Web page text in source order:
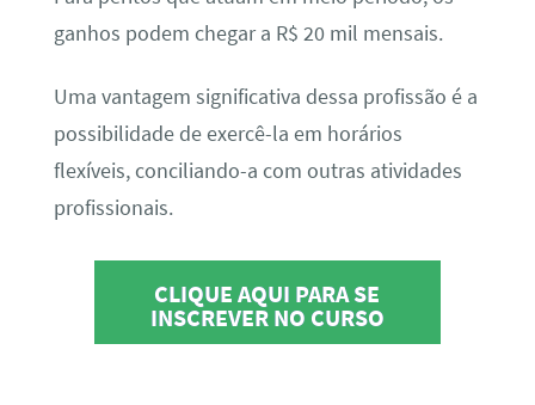
ganhos podem chegar a R$ 20 mil mensais.
Uma vantagem significativa dessa profissão é a
possibilidade de exercê-la em horários
flexíveis, conciliando-a com outras atividades
profissionais.
CLIQUE AQUI PARA SE
INSCREVER NO CURSO